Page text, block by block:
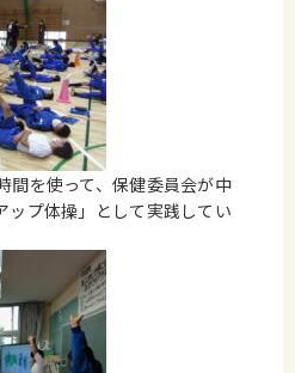
間を使って、保健委員会が中
ップ体操」として実践してい